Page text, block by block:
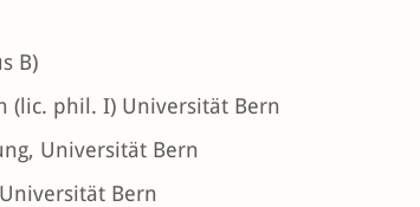
B)
(lic. phil. I) Universität Bern
Universität Bern
Bern